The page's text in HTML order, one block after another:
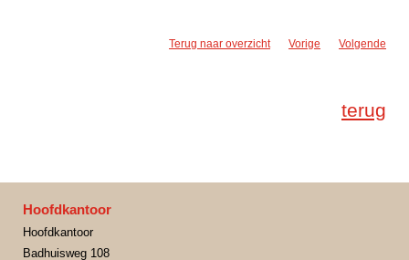
Terug naar overzicht Vorige Volgende
terug
Hoofdkantoor
Hoofdkantoor
Badhuisweg 108